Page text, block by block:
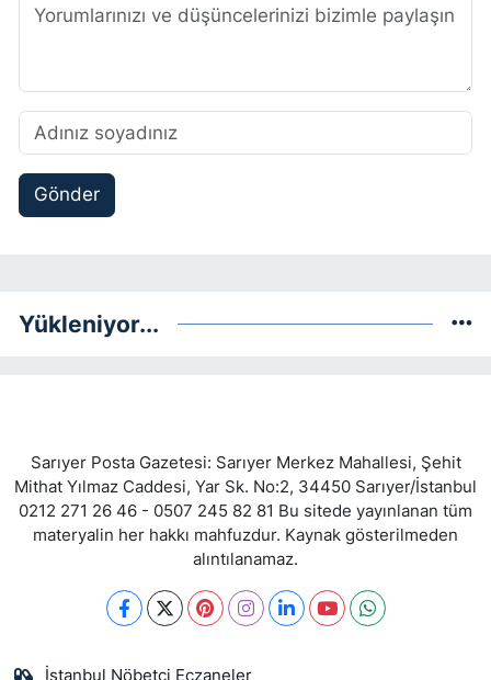
Gönder
Yükleniyor...
Sarıyer Posta Gazetesi: Sarıyer Merkez Mahallesi, Şehit
Mithat Yılmaz Caddesi, Yar Sk. No:2, 34450 Sarıyer/İstanbul
0212 271 26 46 - 0507 245 82 81 Bu sitede yayınlanan tüm
materyalin her hakkı mahfuzdur. Kaynak gösterilmeden
alıntılanamaz.
İstanbul Nöbetçi Eczaneler